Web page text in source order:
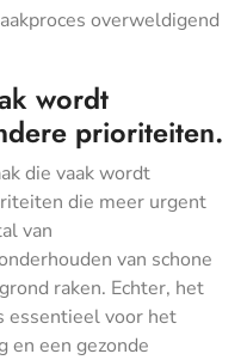
overweldigend
wordt
prioriteiten.
die vaak wordt
die meer urgent
van
van schone
raken. Echter, het
essentieel voor het
en een gezonde